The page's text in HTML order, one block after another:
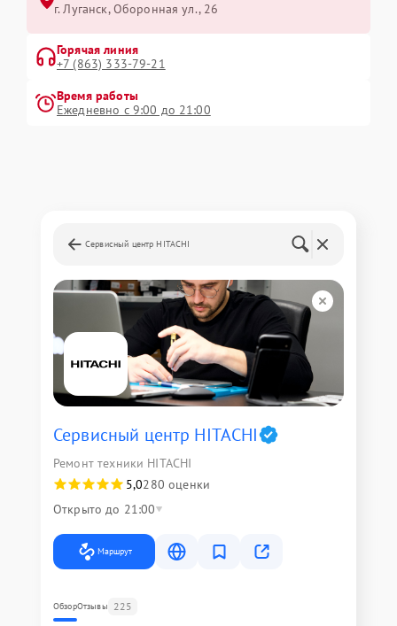
г. Луганск, Оборонная ул., 26
Горячая линия
+7 (863) 333-79-21
Время работы
Ежедневно с 9:00 до 21:00
Сервисный центр HITACHI
Сервисный центр HITACHI
Ремонт техники HITACHI
5,0280 оценки
Открыто до 21:00
Маршрут
ОбзорОтзывы 225